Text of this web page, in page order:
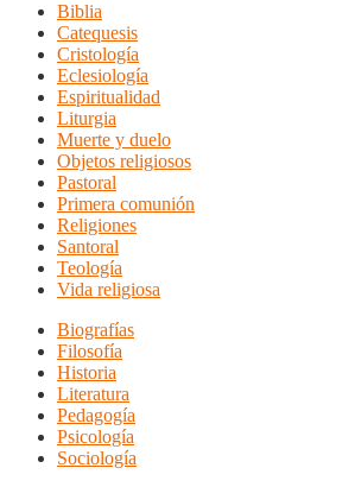
Biblia
Catequesis
Cristología
Eclesiología
Espiritualidad
Liturgia
Muerte y duelo
Objetos religiosos
Pastoral
Primera comunión
Religiones
Santoral
Teología
Vida religiosa
Biografías
Filosofía
Historia
Literatura
Pedagogía
Psicología
Sociología